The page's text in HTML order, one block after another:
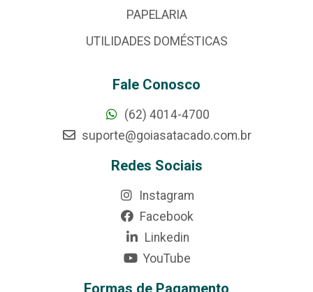
PAPELARIA
UTILIDADES DOMÉSTICAS
Fale Conosco
(62) 4014-4700
suporte@goiasatacado.com.br
Redes Sociais
Instagram
Facebook
Linkedin
YouTube
Formas de Pagamento